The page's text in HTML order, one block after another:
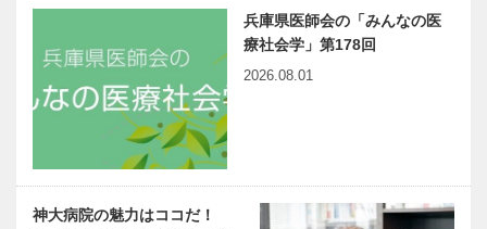
兵庫県医師会の「みんなの医
療社会学」第178回
2026.08.01
神大病院の魅力はココだ！